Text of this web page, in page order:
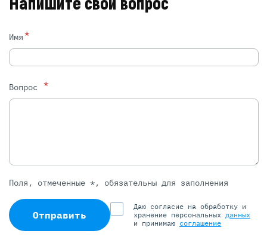
Имя*
Вопрос *
Поля, отмеченные *, обязательны для заполнения
Отправить
Даю согласие на обработку и
хранение персональных данных
и принимаю соглашение